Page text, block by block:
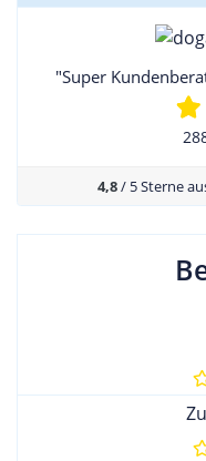
"Super
4,8/ 5 Sterne